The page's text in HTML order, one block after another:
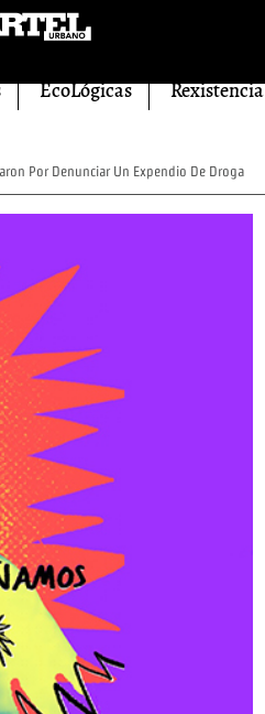
EcoLógicas Rexistencia
Por Denunciar Un Expendio De Droga